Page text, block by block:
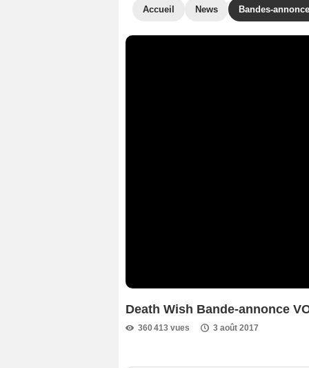
Accueil News Bandes-
Death Wish Bande-annonce
360 413 vues 3 août 2017